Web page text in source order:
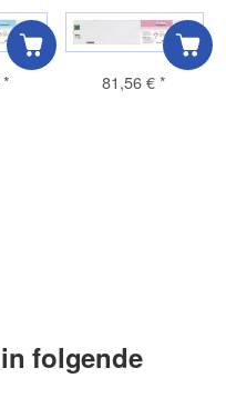
* 81,56 €*
folgende